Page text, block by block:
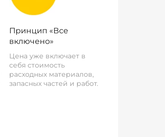
Принцип «Все
включено»
Цена уже включает в
себя стоимость
расходных материалов,
запасных частей и работ.